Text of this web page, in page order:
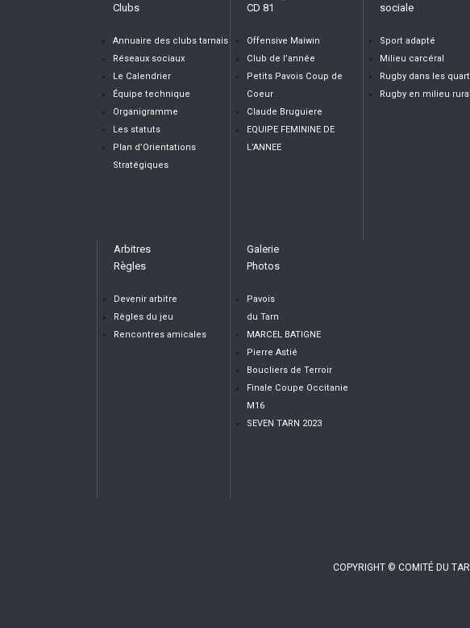
Clubs
Annuaire des clubs tarnais
Réseaux sociaux
Le Calendrier
Équipe technique
Organigramme
Les statuts
Plan d’Orientations
Stratégiques
CD 81
Offensive Maiwin
Club de l’année
Petits Pavois Coup de
Coeur
Claude Bruguiere
EQUIPE FEMININE DE
L’ANNEE
sociale
Sport adapté
Milieu carcéral
Rugby dans les
Rugby en milieu rural
Arbitres
Règles
Devenir arbitre
Règles du jeu
Rencontres amicales
Galerie
Photos
Pavois
du Tarn
MARCEL BATIGNE
Pierre Astié
Boucliers de Terroir
Finale Coupe Occitanie
M16
SEVEN TARN 2023
COPYRIGHT © COMITÉ DU